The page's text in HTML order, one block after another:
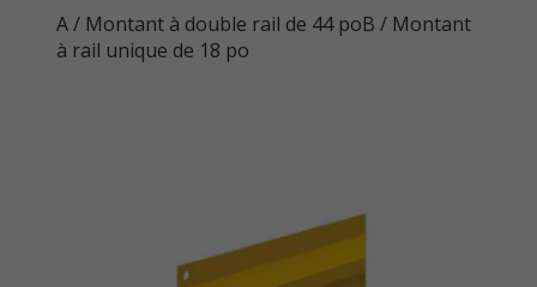
A / Montant à double rail de 44 poB / Montant
à rail unique de 18 po